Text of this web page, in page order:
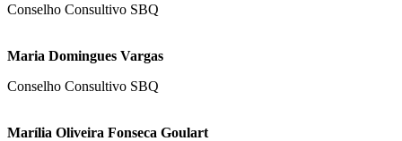
Conselho Consultivo SBQ
Maria Domingues Vargas
Conselho Consultivo SBQ
Marília Oliveira Fonseca Goulart